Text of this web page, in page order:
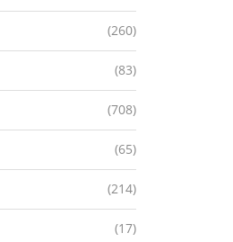
(260)
(83)
(708)
(65)
(214)
(17)